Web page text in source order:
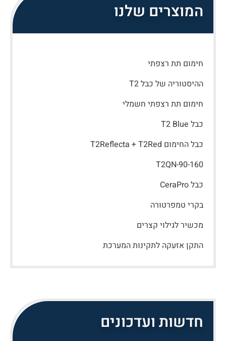
המוצרים שלנו
חימום תת רצפתי
ההיסטוריה של כבל T2
חימום תת רצפתי חשמלי
כבל T2 Blue
כבל החימום T2Reflecta + T2Red
T2QN-90-160
כבל CeraPro
בקרי טמפרטורה
מכשיר לגילוי קצרים
התקן אזעקה לתקינות המערכת
חדשות ועדכונים